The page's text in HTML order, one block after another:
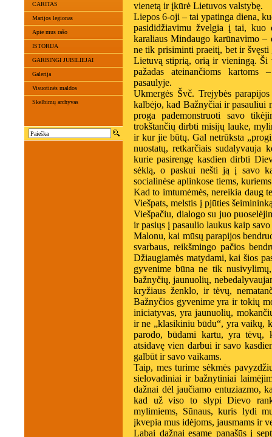
CARITAS
Marijos legionas
Apie mus rašo
ISTORIJA
GARBINGI JUBILIEJAI
Galerija
Visuotinės maldos
Skelbimų archyvas
vienetą ir įkūrė Lietuvos valstybę.
Liepos 6-oji – tai ypatinga diena,
pasididžiavimu žvelgia į tai, kuo
karaliaus Mindaugo karūnavimo –
ne tik prisiminti praeitį, bet ir
Lietuvą stiprią, orią ir vieningą. Ši
pažadas ateinančioms
pasaulyje.
Ukmergės Švč. Trejybės
kalbėjo, kad Bažnyčiai ir pasauliui
proga pademonstruoti savo
trokštančių dirbti misijų lauke,
ir kur jie būtų. Gal netrūksta
nuostatų, retkarčiais sudalyvauja
kurie pasirengę kasdien dirbti
sėklą, o paskui nešti ją į savo
socialinėse aplinkose tiems,
Kad to imtumėmės, nereikia daug
Viešpats, melstis į pjūties
Viešpačiu, dialogo su juo
ir pasiųs į pasaulio laukus kaip
Malonu, kai mūsų parapijos
svarbaus, reikšmingo pačios
Džiaugiamės matydami, kai šios
gyvenime būna ne tik
bažnyčių, jaunuolių,
kryžiaus ženklo, ir tėvų,
Bažnyčios gyvenime yra ir tokių
iniciatyvas, yra jaunuolių,
ir ne „klasikiniu būdu“, yra vaikų,
parodo, būdami kartu, yra tėvų,
atsidavę vien darbui ir savo
galbūt ir savo vaikams.
Taip, mes turime sėkmės
sielovadiniai ir bažnytiniai
dažnai dėl jaučiamo entuziazmo,
kad už viso to slypi Dievo
mylimiems, Sūnaus, kuris lydi
įkvepia mus idėjoms, jausmams ir
Labai dažnai esame panašūs į